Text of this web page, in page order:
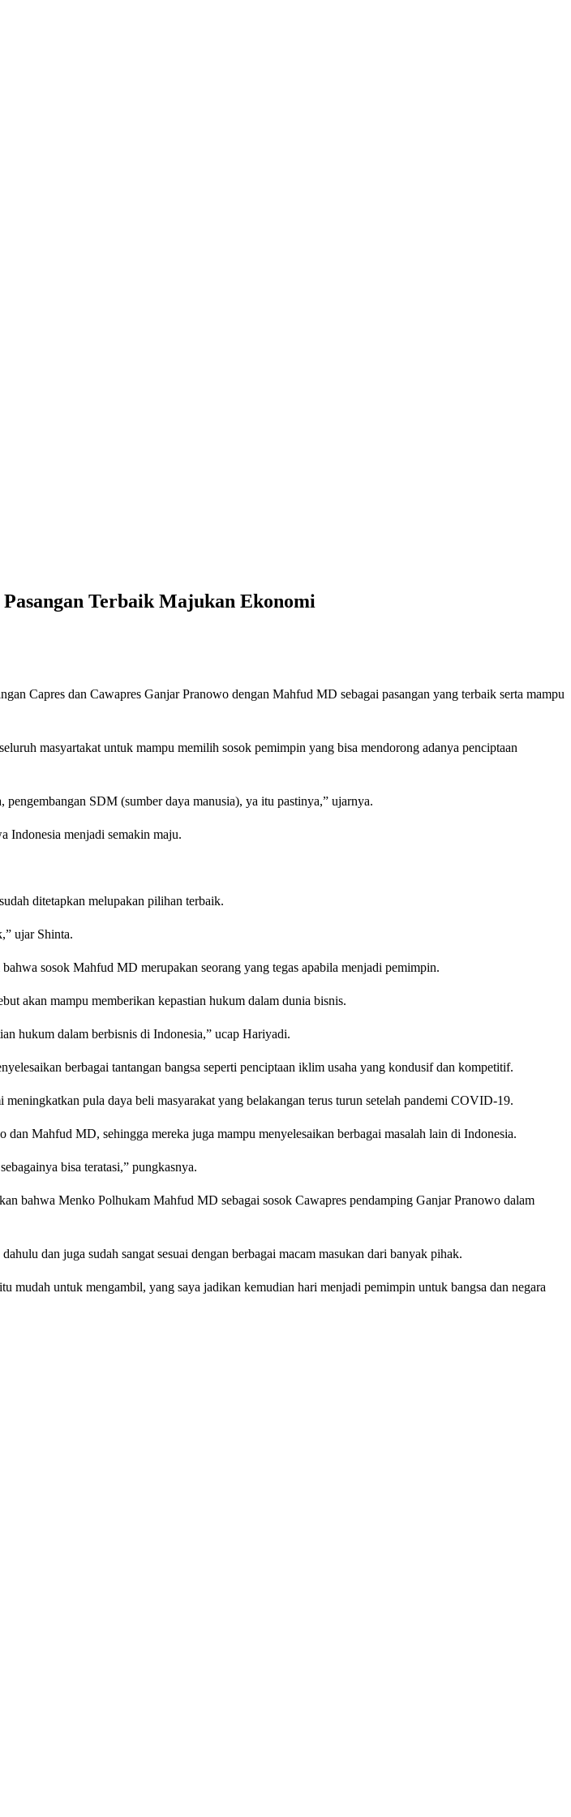
Terbaik Majukan Ekonomi
Capres dan Cawapres Ganjar Pranowo dengan Mahfud MD sebagai pasangan yang terbaik serta mampu
masyartakat untuk mampu memilih sosok pemimpin yang bisa mendorong adanya penciptaan
SDM (sumber daya manusia), ya itu pastinya,” ujarnya.
Indonesia menjadi semakin maju.
ditetapkan melupakan pilihan terbaik.
ujar Shinta.
sosok Mahfud MD merupakan seorang yang tegas apabila menjadi pemimpin.
akan mampu memberikan kepastian hukum dalam dunia bisnis.
hukum dalam berbisnis di Indonesia,” ucap Hariyadi.
berbagai tantangan bangsa seperti penciptaan iklim usaha yang kondusif dan kompetitif.
pula daya beli masyarakat yang belakangan terus turun setelah pandemi COVID-19.
Mahfud MD, sehingga mereka juga mampu menyelesaikan berbagai masalah lain di Indonesia.
bisa teratasi,” pungkasnya.
bahwa Menko Polhukam Mahfud MD sebagai sosok Cawapres pendamping Ganjar Pranowo dalam
dan juga sudah sangat sesuai dengan berbagai macam masukan dari banyak pihak.
mudah untuk mengambil, yang saya jadikan kemudian hari menjadi pemimpin untuk bangsa dan negara